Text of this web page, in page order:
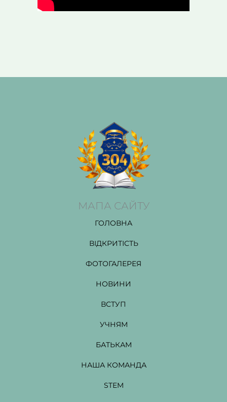
МАПА САЙТУ
ГОЛОВНА
ВІДКРИТІСТЬ
ФОТОГАЛЕРЕЯ
НОВИНИ
ВСТУП
УЧНЯМ
БАТЬКАМ
НАША КОМАНДА
STEM